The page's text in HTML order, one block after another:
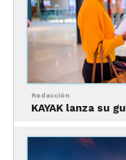
comunidad
decisión de
El 51%
estar de
Ante la respuesta
Booking.com se
problemáticas que
Redacción
KAYAK lanza su